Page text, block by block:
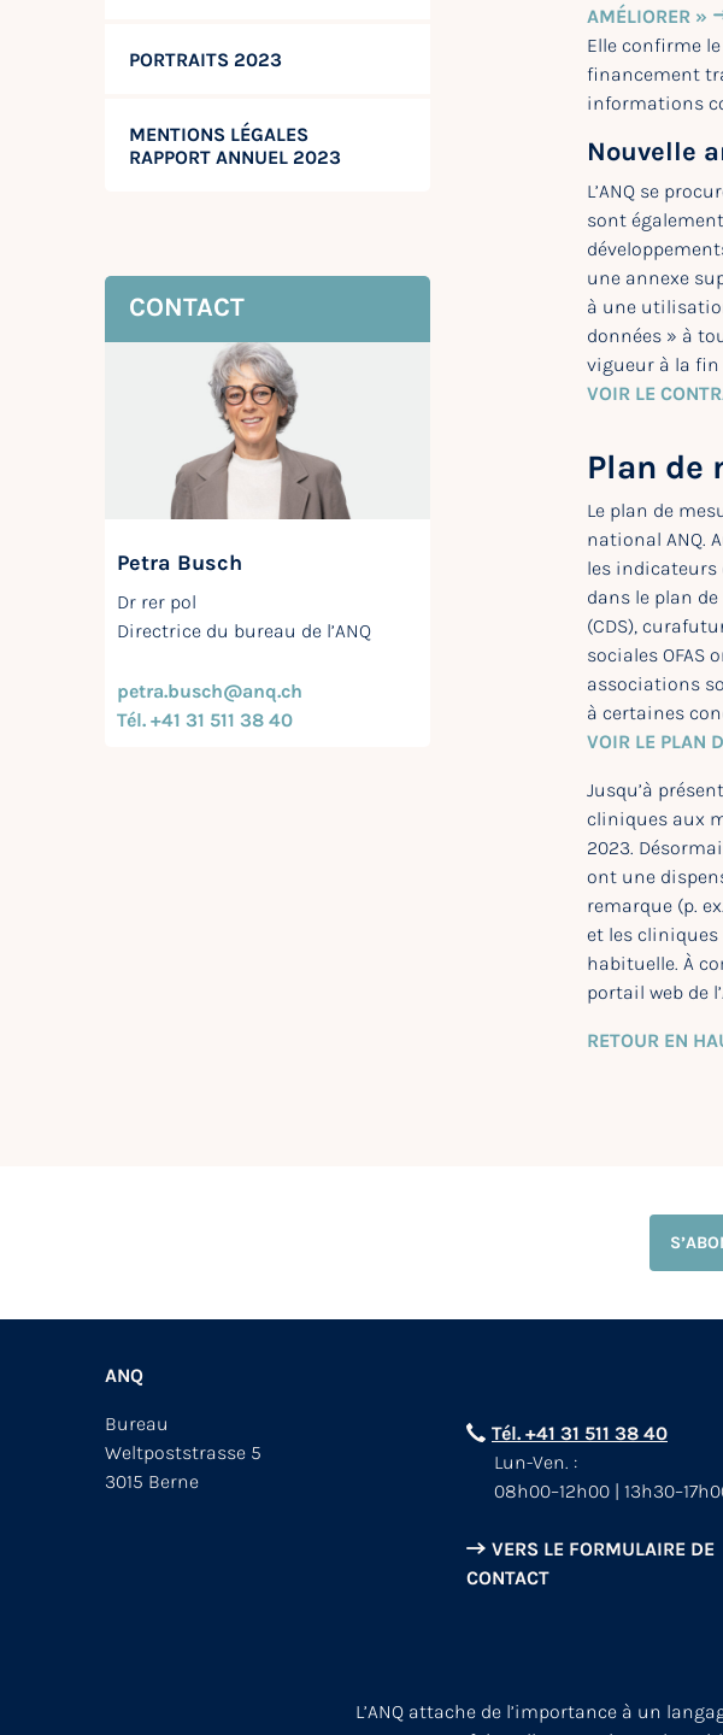
PORTRAITS 2023
MENTIONS LÉGALES
RAPPORT ANNUEL 2023
CONTACT
Petra Busch
Dr rer pol
Directrice du bureau de l’ANQ
petra.busch@anq.ch
Tél. +41 31 511 38 40
AMÉLIORER »
Elle confirme
financement
informations
Nouvelle
L’ANQ se
sont
une annexe
à une
données » à
vigueur à la fin
VOIR LE
Plan de
Le plan de
national ANQ.
les indicateurs
dans le plan
(CDS),
sociales OFAS
associations
à certaines
VOIR LE PLAN
Jusqu’à
cliniques aux
2023.
ont une
remarque (p.
et les cliniques
habituelle. À
portail web de
RETOUR EN
ANQ
Bureau
Weltpoststrasse 5
3015 Berne
Tél. +41 31 511 38 40
Lun-Ven. :
08h00–12h00 |
VERS LE FORMULAIRE DE
CONTACT
L’ANQ attache de l’importance à un